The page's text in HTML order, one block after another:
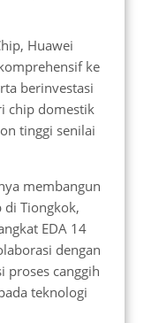
Huawei
ke
berinvestasi
chip domestik
tinggi senilai
membangun
di Tiongkok,
EDA 14
dengan
proses canggih
teknologi